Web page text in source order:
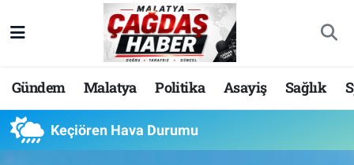
Gündem Malatya Politika Asayiş Sağlık
Keçiören Hava Durumu
Nöbetçi Eczaneler
Hava Durumu
Malatya Namaz Vakitleri